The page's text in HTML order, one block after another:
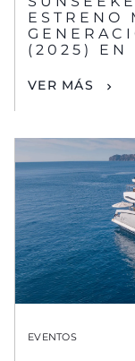
ESTRENO
(2025) EN
VER MÁS
EVENTOS